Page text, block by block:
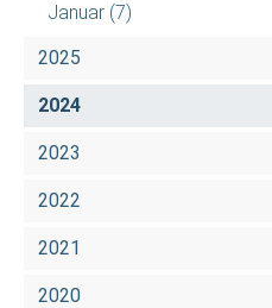
Januar (7)
2025
2024
2023
2022
2021
2020